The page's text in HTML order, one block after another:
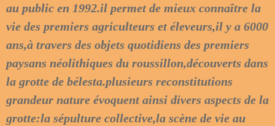
au public en 1992.il permet de mieux connaître la
vie des premiers agriculteurs et éleveurs,il y a 6000
ans,à travers des objets quotidiens des premiers
paysans néolithiques du roussillon,découverts dans
la grotte de bélesta.plusieurs reconstitutions
grandeur nature évoquent ainsi divers aspects de la
grotte:la sépulture collective,la scène de vie au